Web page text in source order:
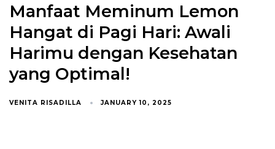
Manfaat Meminum Lemon
Hangat di Pagi Hari: Awali
Harimu dengan Kesehatan
yang Optimal!
VENITA RISADILLA JANUARY 10, 2025